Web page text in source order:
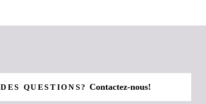
DES QUESTIONS?Contactez-nous!